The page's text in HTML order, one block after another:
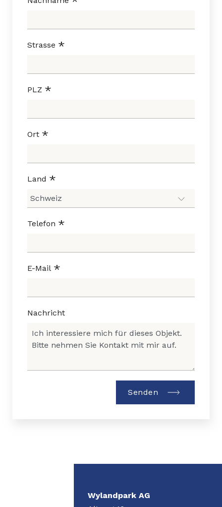
Strasse
PLZ
Ort
Land
Telefon
E-Mail
Nachricht
Senden
Wylandpark AG